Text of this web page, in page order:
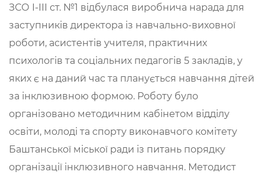
ЗСО І-ІІІ ст. №1 відбулася виробнича нарада для
заступників директора із навчально-виховної
роботи, асистентів учителя, практичних
психологів та соціальних педагогів 5 закладів, у
яких є на даний час та планується навчання дітей
за інклюзивною формою. Роботу було
організовано методичним кабінетом відділу
освіти, молоді та спорту виконавчого комітету
Баштанської міської ради із питань порядку
організації інклюзивного навчання. Методист